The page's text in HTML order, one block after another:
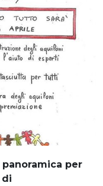
panoramica per
di